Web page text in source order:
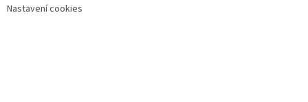
Nastavení cookies